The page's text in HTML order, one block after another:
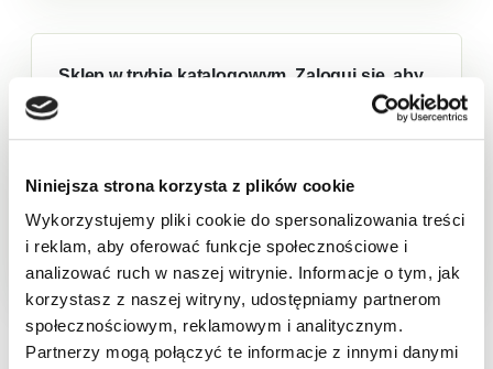
Niniejsza strona korzysta z plików cookie
Wykorzystujemy pliki cookie do spersonalizowania treści
i reklam, aby oferować funkcje społecznościowe i
analizować ruch w naszej witrynie. Informacje o tym, jak
korzystasz z naszej witryny, udostępniamy partnerom
społecznościowym, reklamowym i analitycznym.
Partnerzy mogą połączyć te informacje z innymi danymi
Sklep w trybie katalogowym. Zaloguj się, aby
Produkt chwilowo niedostępny
Opis Cechy Skład Wartości odżywcze